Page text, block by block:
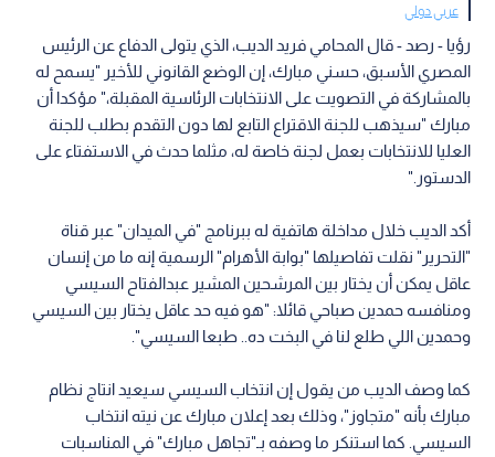
عربي دولي
رؤيا - رصد - قال المحامي فريد الديب، الذي يتولى الدفاع عن الرئيس
المصري الأسبق، حسني مبارك، إن الوضع القانوني للأخير "يسمح له
بالمشاركة في التصويت على الانتخابات الرئاسية المقبلة،" مؤكدا أن
مبارك "سيذهب للجنة الاقتراع التابع لها دون التقدم بطلب للجنة
العليا للانتخابات بعمل لجنة خاصة له، مثلما حدث في الاستفتاء على
الدستور."
أكد الديب خلال مداخلة هاتفية له ببرنامج "في الميدان" عبر قناة
"التحرير" نقلت تفاصيلها "بوابة الأهرام" الرسمية إنه ما من إنسان
عاقل يمكن أن يختار بين المرشحين المشير عبدالفتاح السيسي
ومنافسه حمدين صباحي قائلا: "هو فيه حد عاقل يختار بين السيسي
وحمدين اللي طلع لنا في البخت ده.. طبعا السيسي".
كما وصف الديب من يقول إن انتخاب السيسي سيعيد انتاج نظام
مبارك بأنه "متجاوز"، وذلك بعد إعلان مبارك عن نيته انتخاب
السيسي. كما استنكر ما وصفه بـ"تجاهل مبارك" في المناسبات